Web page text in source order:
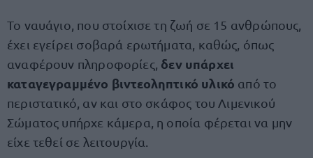
Το ναυάγιο, που στοίχισε τη ζωή σε 15 ανθρώπους,
έχει εγείρει σοβαρά ερωτήματα, καθώς, όπως
αναφέρουν πληροφορίες, δεν υπάρχει
καταγεγραμμένο βιντεοληπτικό υλικό από το
περιστατικό, αν και στο σκάφος του Λιμενικού
Σώματος υπήρχε κάμερα, η οποία φέρεται να μην
είχε τεθεί σε λειτουργία.